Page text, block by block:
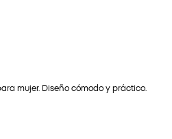
mujer. Diseño cómodo y práctico.